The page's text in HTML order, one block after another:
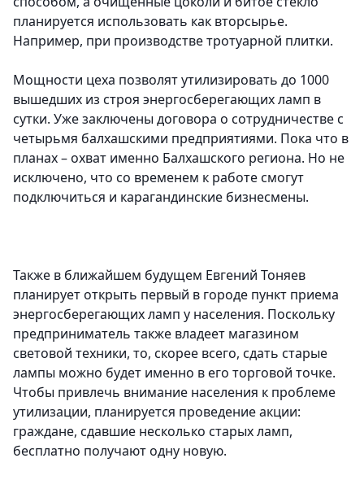
планируется использовать как вторсырье.
Например, при производстве тротуарной плитки.
Мощности цеха позволят утилизировать до 1000
вышедших из строя энергосберегающих ламп в
сутки. Уже заключены договора о сотрудничестве с
четырьмя балхашскими предприятиями. Пока что в
планах – охват именно Балхашского региона. Но не
исключено, что со временем к работе смогут
подключиться и карагандинские бизнесмены.
Также в ближайшем будущем Евгений Тоняев
планирует открыть первый в городе пункт приема
энергосберегающих ламп у населения. Поскольку
предприниматель также владеет магазином
световой техники, то, скорее всего, сдать старые
лампы можно будет именно в его торговой точке.
Чтобы привлечь внимание населения к проблеме
утилизации, планируется проведение акции:
граждане, сдавшие несколько старых ламп,
бесплатно получают одну новую.